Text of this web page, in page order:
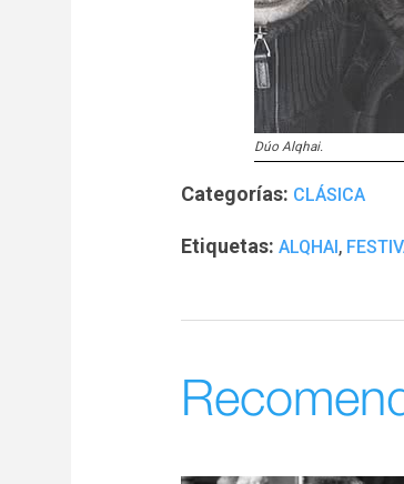
Dúo Alqhai.
Categorías: CLÁSICA
Etiquetas: ALQHAI,